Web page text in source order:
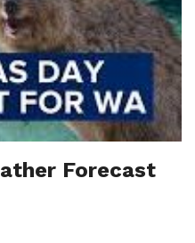
Forecast